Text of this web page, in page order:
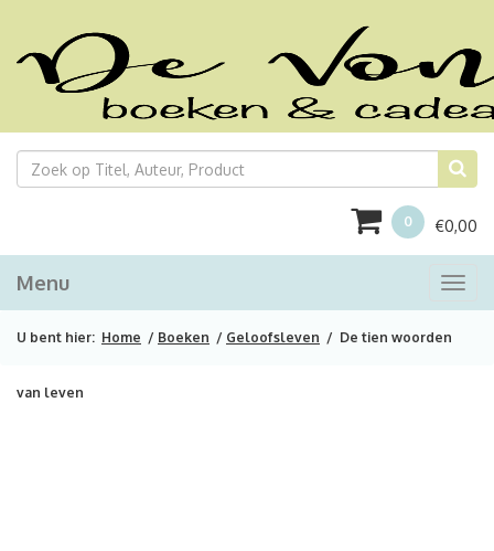
0 €0,00
Menu
U bent hier: Home / Boeken / Geloofsleven / De tien woorden
van leven